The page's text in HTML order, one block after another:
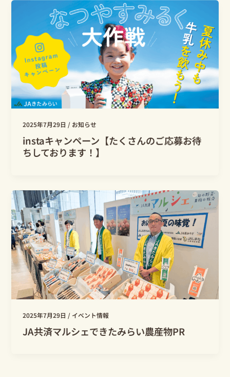
2025年7月29日 / お知らせ
instaキャンペーン【たくさんのご応募お待
ちしております！】
2025年7月29日 / イベント情報
JA共済マルシェできたみらい農産物PR